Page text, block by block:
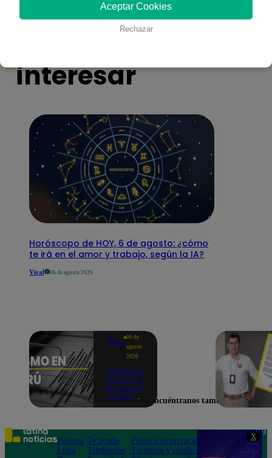
X
También te puede
interesar
Horóscopo de HOY, 6 de agosto: ¿cómo
te irá en el amor y trabajo, según la IA?
Viral 06 de agosto 2026
Te
ayudo
06 de
agosto
2026
Temblor en
Perú hoy, 6
de agosto:
horario y
según IGP
Aceptar Cookies
Rechazar
Encuéntranos también en
Política
Lima
Te ayudo
Tendencias
Política de privacidad
Términos y condiciones
Teléfono: 219
Av. San